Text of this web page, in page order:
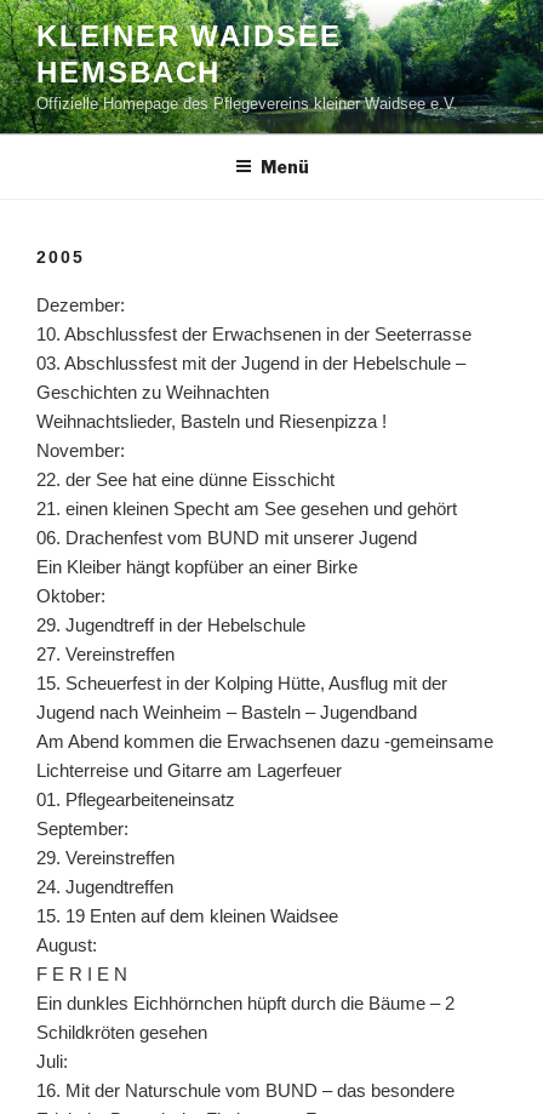
Zum
Inhalt
springen
KLEINER WAIDSEE
HEMSBACH
Offizielle Homepage des Pflegevereins kleiner Waidsee e.V.
Menü
2005
Dezember:
10. Abschlussfest der Erwachsenen in der Seeterrasse
03. Abschlussfest mit der Jugend in der Hebelschule –
Geschichten zu Weihnachten
Weihnachtslieder, Basteln und Riesenpizza !
November:
22. der See hat eine dünne Eisschicht
21. einen kleinen Specht am See gesehen und gehört
06. Drachenfest vom BUND mit unserer Jugend
Ein Kleiber hängt kopfüber an einer Birke
Oktober:
29. Jugendtreff in der Hebelschule
27. Vereinstreffen
15. Scheuerfest in der Kolping Hütte, Ausflug mit der
Jugend nach Weinheim – Basteln – Jugendband
Am Abend kommen die Erwachsenen dazu -gemeinsame
Lichterreise und Gitarre am Lagerfeuer
01. Pflegearbeiteneinsatz
September:
29. Vereinstreffen
24. Jugendtreffen
15. 19 Enten auf dem kleinen Waidsee
August:
F E R I E N
Ein dunkles Eichhörnchen hüpft durch die Bäume – 2
Schildkröten gesehen
Juli:
16. Mit der Naturschule vom BUND – das besondere